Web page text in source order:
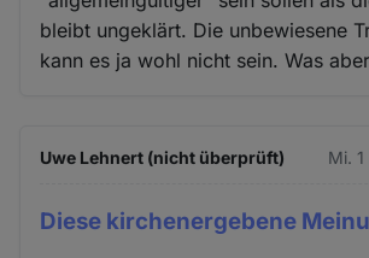
bleibt ungeklärt. Die unbewiesene
kann es ja wohl nicht sein. Was
Uwe Lehnert (nicht überprüft) Mi.
Diese kirchenergebene